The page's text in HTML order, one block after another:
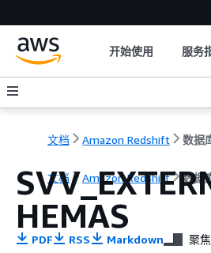
开始使用 服务
文档 Amazon Redshift 数据
文档 Amazon Redshift 数据
HEMAS
PDF RSS Markdown 聚